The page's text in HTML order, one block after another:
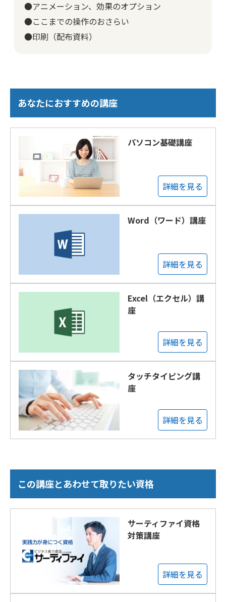
●アニメーション、効果のオプション
●ここまでの操作のおさらい
●印刷（配布資料）
あなたにおすすめの講座
パソコン基礎講座
詳細を見る
Word（ワード）講座
詳細を見る
Excel（エクセル）講
座
詳細を見る
タッチタイピング講
座
詳細を見る
この講座とあわせて取りたい資格
サーティファイ資格
対策講座
詳細を見る